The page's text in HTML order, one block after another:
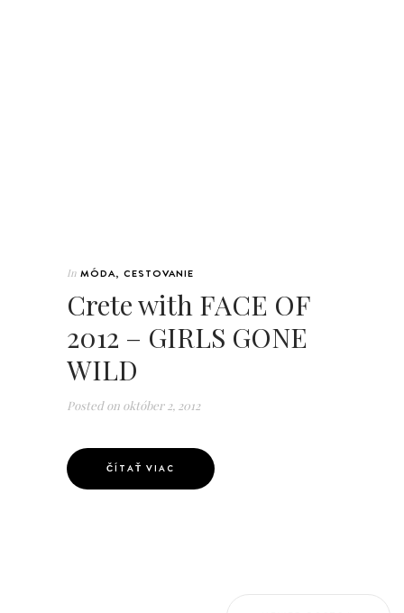
In MÓDA, CESTOVANIE
Crete with FACE OF
2012 – GIRLS GONE
WILD
Posted on október 2, 2012
ČÍTAŤ VIAC